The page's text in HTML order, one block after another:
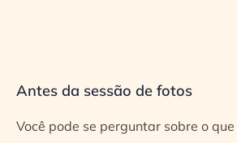
Antes da sessão de fotos
Você pode se perguntar sobre o